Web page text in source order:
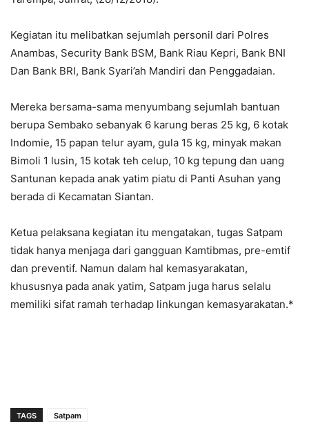
Kegiatan itu melibatkan sejumlah personil dari Polres
Anambas, Security Bank BSM, Bank Riau Kepri, Bank BNI
Dan Bank BRI, Bank Syari’ah Mandiri dan Penggadaian.
Mereka bersama-sama menyumbang sejumlah bantuan
berupa Sembako sebanyak 6 karung beras 25 kg, 6 kotak
Indomie, 15 papan telur ayam, gula 15 kg, minyak makan
Bimoli 1 lusin, 15 kotak teh celup, 10 kg tepung dan uang
Santunan kepada anak yatim piatu di Panti Asuhan yang
berada di Kecamatan Siantan.
Ketua pelaksana kegiatan itu mengatakan, tugas Satpam
tidak hanya menjaga dari gangguan Kamtibmas, pre-emtif
dan preventif. Namun dalam hal kemasyarakatan,
khususnya pada anak yatim, Satpam juga harus selalu
memiliki sifat ramah terhadap linkungan kemasyarakatan.*
TAGS Satpam